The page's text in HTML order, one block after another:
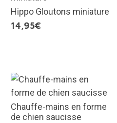
Hippo Gloutons miniature
14,95€
Chauffe-mains en forme
de chien saucisse